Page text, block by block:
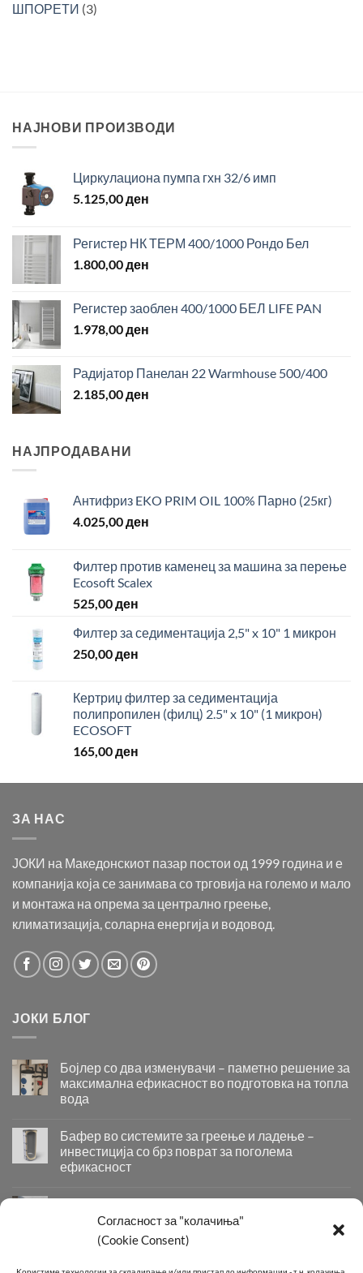
Согласност за "колачиња"
(Cookie Consent)
ШПОРЕТИ (3)
НАЈНОВИ ПРОИЗВОДИ
Циркулациона пумпа гхн 32/6 имп
5.125,00 ден
Регистер НК ТЕРМ 400/1000 Рондо Бел
1.800,00 ден
Регистер заоблен 400/1000 БЕЛ LIFE PAN
1.978,00 ден
Радијатор Панелан 22 Warmhouse 500/400
2.185,00 ден
НАЈПРОДАВАНИ
Антифриз EKO PRIM OIL 100% Парно (25кг)
4.025,00ден
Филтер против каменец за машина за перење
Ecosoft Scalex
525,00ден
Филтер за седиментација 2,5" x 10" 1 микрон
250,00ден
Кертриџ филтер за седиментација
полипропилен (филц) 2.5" x 10" (1 микрон)
ECOSOFT
165,00ден
ЗА НАС
ЈОКИ на Македонскиот пазар постои од 1999 година и е
компанија која се занимава со трговија на големо и мало
и монтажа на опрема за централно греење,
климатизација, соларна енергија и водовод.
ЈОКИ БЛОГ
Бојлер со два изменувачи – паметно решение за
максимална ефикасност во подготовка на топла
вода
со
изменувачи
–
решение
максимална
ефикасност
подготовка
Бафер во системите за греење и ладење –
инвестиција со брз поврат за поголема
ефикасност
во
Системи за Греење и Ладење
Придобивки
КОНТАКТ